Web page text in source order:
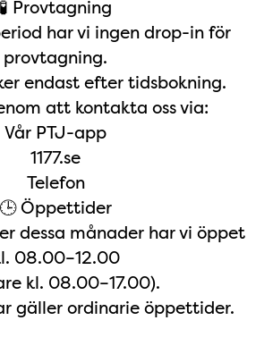
🧪 Provtagning
har vi ingen drop-in för
provtagning.
endast efter tidsbokning.
att kontakta oss via:
Vår PTJ-app
1177.se
Telefon
🕒 Öppettider
dessa månader har vi öppet
08.00–12.00
kl. 08.00–17.00).
gäller ordinarie öppettider.